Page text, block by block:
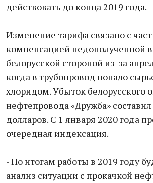
действовать до конца 2019 года.
Изменение тарифа связано с
компенсацией недополученной
белорусской стороной из-за
когда в трубопровод попало
хлоридом. Убыток белорусского
нефтепровода «Дружба»
долларов. С 1 января 2020 года
очередная индексация.
- По итогам работы в 2019 году
анализ ситуации с прокачкой